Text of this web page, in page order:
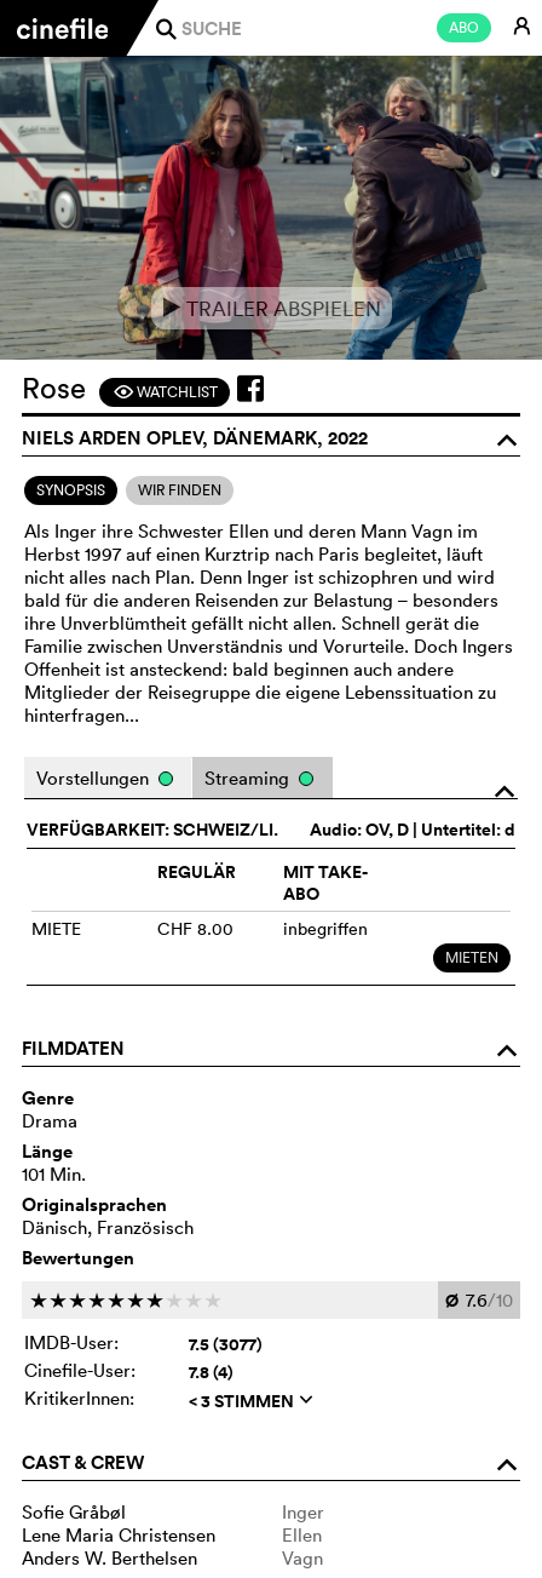
ABO E
j
eTRAILER ABSPIELEN
Rose FWATCHLIST
NIELS ARDEN OPLEV, DÄNEMARK, 2022 o
SYNOPSIS WIR FINDEN
Als Inger ihre Schwester Ellen und deren Mann Vagn im
Herbst 1997 auf einen Kurztrip nach Paris begleitet, läuft
nicht alles nach Plan. Denn Inger ist schizophren und wird
bald für die anderen Reisenden zur Belastung – besonders
ihre Unverblümtheit gefällt nicht allen. Schnell gerät die
Familie zwischen Unverständnis und Vorurteile. Doch Ingers
Offenheit ist ansteckend: bald beginnen auch andere
Mitglieder der Reisegruppe die eigene Lebenssituation zu
hinterfragen...
o
Vorstellungen Streaming
Audio:OV, D | Untertitel: d
VERFÜGBARKEIT: SCHWEIZ/LI.
REGULÄR
MIT TAKE-
ABO
MIETE CHF 8.00 inbegriffen
MIETEN
FILMDATEN o
Genre
Drama
Länge
101 Min.
Originalsprachen
Dänisch, Französisch
Bewertungen
ccccccc c c c Ø 7.6/10
IMDB-User:
7.5 (3077)
Cinefile-User: 7.8 (4)
KritikerInnen: < 3 STIMMEN q
CAST & CREW o
Sofie Gråbøl
Inger
Lene Maria Christensen
Ellen
Anders W. Berthelsen
Vagn